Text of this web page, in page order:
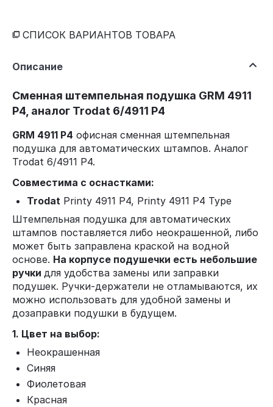
СПИСОК ВАРИАНТОВ ТОВАРА
Описание
Сменная штемпельная подушка GRM 4911
P4, аналог Trodat 6/4911 P4
GRM 4911 P4 офисная сменная штемпельная
подушка для автоматических штампов. Аналог
Trodat 6/4911 P4.
Совместима с оснастками:
Trodat Printy 4911 P4, Printy 4911 P4 Type
Штемпельная подушка для автоматических
штампов поставляется либо неокрашенной, либо
может быть заправлена краской на водной
основе. На корпусе подушечки есть небольшие
ручки для удобства замены или заправки
подушек. Ручки-держатели не отламываются, их
можно использовать для удобной замены и
дозаправки подушки в будущем.
1. Цвет на выбор:
Неокрашенная
Синяя
Фиолетовая
Красная